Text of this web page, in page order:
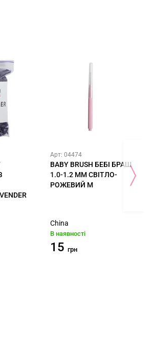
Арт: 04474
BABY BRUSH БЕБІ БРАШ
1.0-1.2 ММ СВІТЛО-
РОЖЕВИЙ M
China
В наявності
15 грн